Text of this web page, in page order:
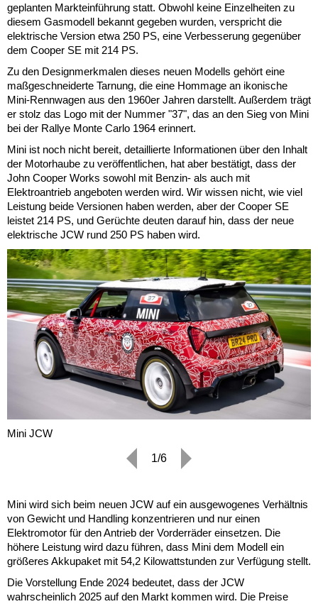
geplanten Markteinführung statt. Obwohl keine Einzelheiten zu
diesem Gasmodell bekannt gegeben wurden, verspricht die
elektrische Version etwa 250 PS, eine Verbesserung gegenüber
dem Cooper SE mit 214 PS.
Zu den Designmerkmalen dieses neuen Modells gehört eine
maßgeschneiderte Tarnung, die eine Hommage an ikonische
Mini-Rennwagen aus den 1960er Jahren darstellt. Außerdem trägt
er stolz das Logo mit der Nummer "37", das an den Sieg von Mini
bei der Rallye Monte Carlo 1964 erinnert.
Mini ist noch nicht bereit, detaillierte Informationen über den Inhalt
der Motorhaube zu veröffentlichen, hat aber bestätigt, dass der
John Cooper Works sowohl mit Benzin- als auch mit
Elektroantrieb angeboten werden wird. Wir wissen nicht, wie viel
Leistung beide Versionen haben werden, aber der Cooper SE
leistet 214 PS, und Gerüchte deuten darauf hin, dass der neue
elektrische JCW rund 250 PS haben wird.
Mini JCW
1/6
Mini wird sich beim neuen JCW auf ein ausgewogenes Verhältnis
von Gewicht und Handling konzentrieren und nur einen
Elektromotor für den Antrieb der Vorderräder einsetzen. Die
höhere Leistung wird dazu führen, dass Mini dem Modell ein
größeres Akkupaket mit 54,2 Kilowattstunden zur Verfügung stellt.
Die Vorstellung Ende 2024 bedeutet, dass der JCW
wahrscheinlich 2025 auf den Markt kommen wird. Die Preise